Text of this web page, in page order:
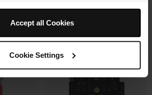
Accept all Cookies
Cookie Settings
Voir les détails